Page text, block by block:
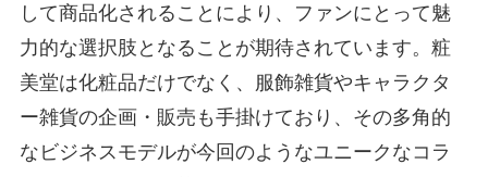
して商品化されることにより、ファンにとって魅
力的な選択肢となることが期待されています。粧
美堂は化粧品だけでなく、服飾雑貨やキャラクタ
ー雑貨の企画・販売も手掛けており、その多角的
なビジネスモデルが今回のようなユニークなコラ